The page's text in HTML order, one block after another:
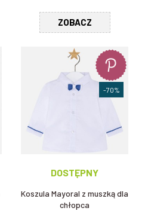
ZOBACZ
DOSTĘPNY
Koszula Mayoral z muszką dla
chłopca
-70%